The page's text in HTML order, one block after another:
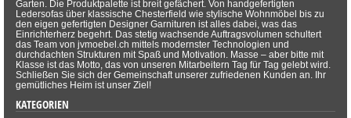
Garten. Die Produktpalette ist breit gefächert. Von handgefertigten
Ledersofas über klassische Chesterfield wie stylische Wohnmöbel bis zu
den eigen gefertigten Designer Garnituren ist alles dabei, was das
Einrichterherz begehrt. Das stetig wachsende Auftragsvolumen schultert
das Team von jvmoebel.ch mittels modernster Technologien und
durchdachten Strukturen mit Spaß und Motivation. Masse – aber bitte mit
Klasse ist das Motto, das von unseren Mitarbeitern Tag für Tag gelebt wird.
Schließen Sie sich der Gemeinschaft unserer zufriedenen Kunden an. Ihr
gemütliches Heim ist unser Ziel!
KATEGORIEN